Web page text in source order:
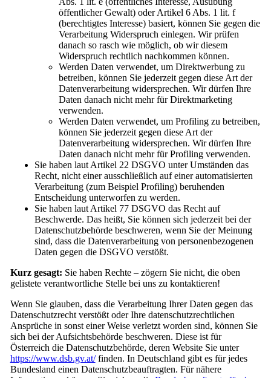
öffentlicher Gewalt) oder Artikel 6 Abs. 1 lit. f
(berechtigtes Interesse) basiert, können Sie gegen die
Verarbeitung Widerspruch einlegen. Wir prüfen
danach so rasch wie möglich, ob wir diesem
Widerspruch rechtlich nachkommen können.
Werden Daten verwendet, um Direktwerbung zu
betreiben, können Sie jederzeit gegen diese Art der
Datenverarbeitung widersprechen. Wir dürfen Ihre
Daten danach nicht mehr für Direktmarketing
verwenden.
Werden Daten verwendet, um Profiling zu betreiben,
können Sie jederzeit gegen diese Art der
Datenverarbeitung widersprechen. Wir dürfen Ihre
Daten danach nicht mehr für Profiling verwenden.
Sie haben laut Artikel 22 DSGVO unter Umständen das
Recht, nicht einer ausschließlich auf einer automatisierten
Verarbeitung (zum Beispiel Profiling) beruhenden
Entscheidung unterworfen zu werden.
Sie haben laut Artikel 77 DSGVO das Recht auf
Beschwerde. Das heißt, Sie können sich jederzeit bei der
Datenschutzbehörde beschweren, wenn Sie der Meinung
sind, dass die Datenverarbeitung von personenbezogenen
Daten gegen die DSGVO verstößt.
Kurz gesagt: Sie haben Rechte – zögern Sie nicht, die oben
gelistete verantwortliche Stelle bei uns zu kontaktieren!
Wenn Sie glauben, dass die Verarbeitung Ihrer Daten gegen das
Datenschutzrecht verstößt oder Ihre datenschutzrechtlichen
Ansprüche in sonst einer Weise verletzt worden sind, können Sie
sich bei der Aufsichtsbehörde beschweren. Diese ist für
Österreich die Datenschutzbehörde, deren Website Sie unter
https://www.dsb.gv.at/finden. In Deutschland gibt es für jedes
Bundesland einen Datenschutzbeauftragten. Für nähere